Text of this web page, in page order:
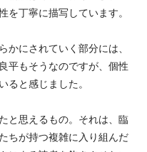
丁寧に描写しています。
にされていく部分には、
平もそうなのですが、個性
と感じました。
と思えるもの。それは、臨
ちが持つ複雑に入り組んだ